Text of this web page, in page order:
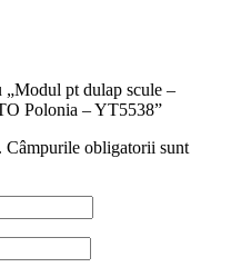
„Modul pt dulap scule –
Polonia – YT5538”
Câmpurile obligatorii sunt